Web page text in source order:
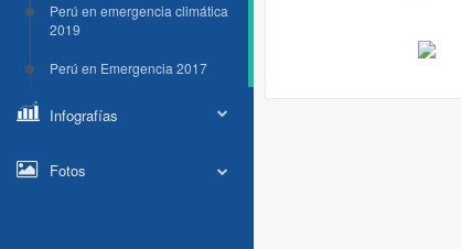
Perú en emergencia climática
2019
Perú en Emergencia 2017
Infografías
Fotos